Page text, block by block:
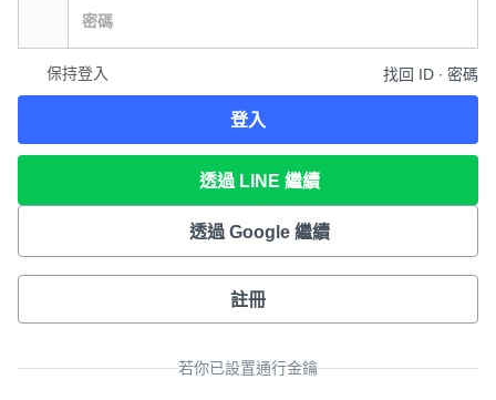
保持登入 找回 ID ∙ 密碼
登入
透過 LINE 繼續
透過 Google 繼續
註冊
若你已設置通行金鑰